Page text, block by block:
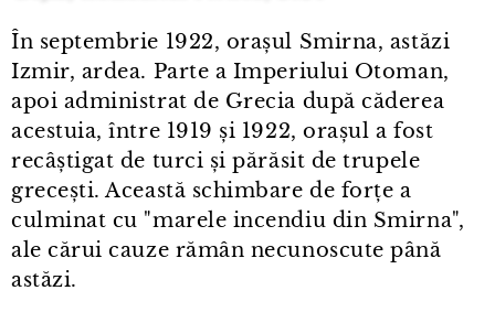
În septembrie 1922, orașul Smirna, astăzi
Izmir, ardea. Parte a Imperiului Otoman,
apoi administrat de Grecia după căderea
acestuia, între 1919 și 1922, orașul a fost
recâștigat de turci și părăsit de trupele
grecești. Această schimbare de forțe a
culminat cu "marele incendiu din Smirna",
ale cărui cauze rămân necunoscute până
astăzi.